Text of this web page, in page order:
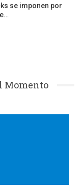
se imponen por
Momento